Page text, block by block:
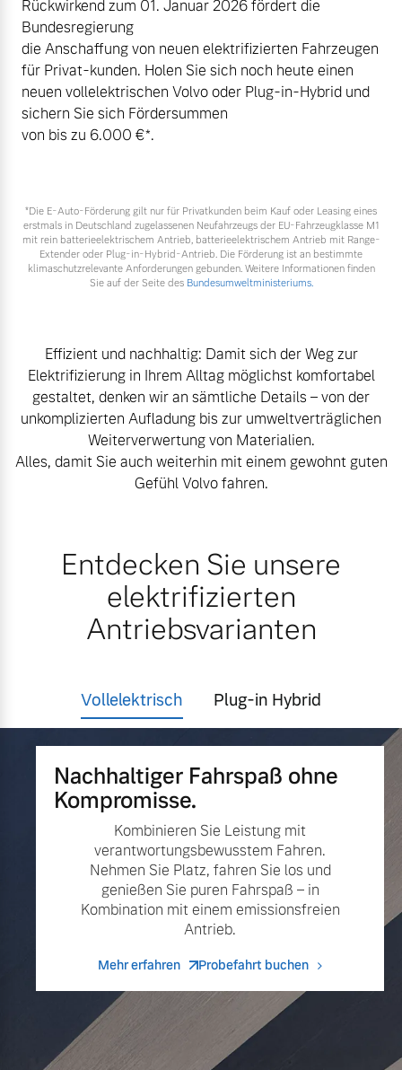
Fahrzeug konfigurieren
Sofort verfügbare Fahrzeuge
Gebrauchtwagen
Die Neuwagenalternative
Mehr erfahren
Editionsmodelle
Jetzt kennenlernen
Mehr erfahren
Volvo Winter- und
Sommer Kompletträder.
Bitte sprechen Sie uns
direkt an.
Mehr erfahren
Frühjahrscheck
Entdecken Sie unsere
saisonalen Angebote.
Mehr erfahren
Finanzierung & Leasing
Versicherung
Rückwirkend zum 01. Januar 2026 fördert die
Bundesregierung
die Anschaffung von neuen elektrifizierten Fahrzeugen
für Privat-kunden. Holen Sie sich noch heute einen
neuen vollelektrischen Volvo oder Plug-in-Hybrid und
sichern Sie sich Fördersummen
von bis zu 6.000 €⁠*.
*Die E‑Auto-Förderung gilt nur für Privatkunden beim Kauf oder Leasing eines
erstmals in Deutschland zugelassenen Neufahrzeugs der EU-Fahrzeugklasse M1
mit rein batterieelektrischem Antrieb, batterieelektrischem Antrieb mit Range-
Extender oder Plug-in-Hybrid-Antrieb. Die Förderung ist an bestimmte
klimaschutzrelevante Anforderungen gebunden. Weitere Informationen finden
Sie auf der Seite des Bundesumweltministeriums.
Effizient und nachhaltig: Damit sich der Weg zur
Elektrifizierung in Ihrem Alltag möglichst komfortabel
gestaltet, denken wir an sämtliche Details – von der
unkomplizierten Aufladung bis zur umweltverträglichen
Weiterverwertung von Materialien.
Alles, damit Sie auch weiterhin mit einem gewohnt guten
Gefühl Volvo fahren.
Entdecken Sie unsere
elektrifizierten
Antriebsvarianten
Vollelektrisch Plug-in Hybrid
Nachhaltiger Fahrspaß ohne
Kompromisse.
Kombinieren Sie Leistung mit
verantwortungsbewusstem Fahren.
Nehmen Sie Platz, fahren Sie los und
genießen Sie puren Fahrspaß – in
Kombination mit einem emissionsfreien
Antrieb.
Mehr erfahren Probefahrt buchen